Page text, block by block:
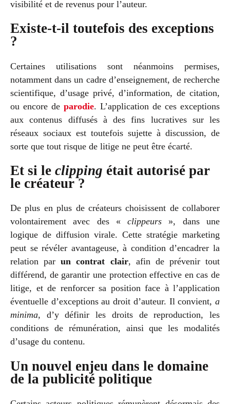
visibilité et de revenus pour l’auteur.
Existe-t-il toutefois des exceptions
?
Certaines utilisations sont néanmoins permises,
notamment dans un cadre d’enseignement, de recherche
scientifique, d’usage privé, d’information, de citation,
ou encore de parodie. L’application de ces exceptions
aux contenus diffusés à des fins lucratives sur les
réseaux sociaux est toutefois sujette à discussion, de
sorte que tout risque de litige ne peut être écarté.
Et si le clipping était autorisé par
le créateur ?
De plus en plus de créateurs choisissent de collaborer
volontairement avec des «clippeurs », dans une
logique de diffusion virale. Cette stratégie marketing
peut se révéler avantageuse, à condition d’encadrer la
relation parun contrat clair, afin de prévenir tout
différend, de garantir une protection effective en cas de
litige, et de renforcer sa position face à l’application
éventuelle d’exceptions au droit d’auteur. Il convient, a
minima, d’y définir les droits de reproduction, les
conditions de rémunération, ainsi que les modalités
d’usage du contenu.
Un nouvel enjeu dans le domaine
de la publicité politique